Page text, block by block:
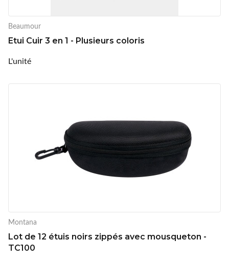
Beaumour
Etui Cuir 3 en 1 - Plusieurs coloris
L'unité
Montana
Lot de 12 étuis noirs zippés avec mousqueton -
TC100